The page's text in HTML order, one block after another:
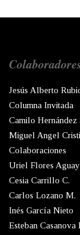
Jesús Alberto
Columna Invitada
Camilo Hernández
Miguel Angel
Colaboraciones
Uriel Flores
Cesia Carrillo C.
Carlos Lozano M.
Inés García Nieto
Esteban Casanova